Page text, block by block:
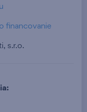
financovanie
s.r.o.